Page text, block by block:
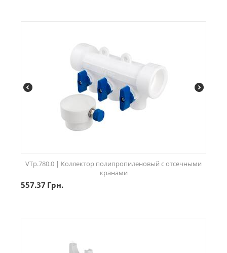
VTp.780.0 | Коллектор полипропиленовый с отсечными
кранами
557.37 Грн.